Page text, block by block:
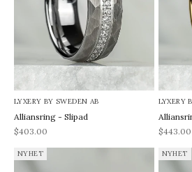
LYXERY BY SWEDEN AB
Alliansring - Slipad
REA-pris
$403.00
LYXERY
REA-pris
$443.00
NYHET NYHET